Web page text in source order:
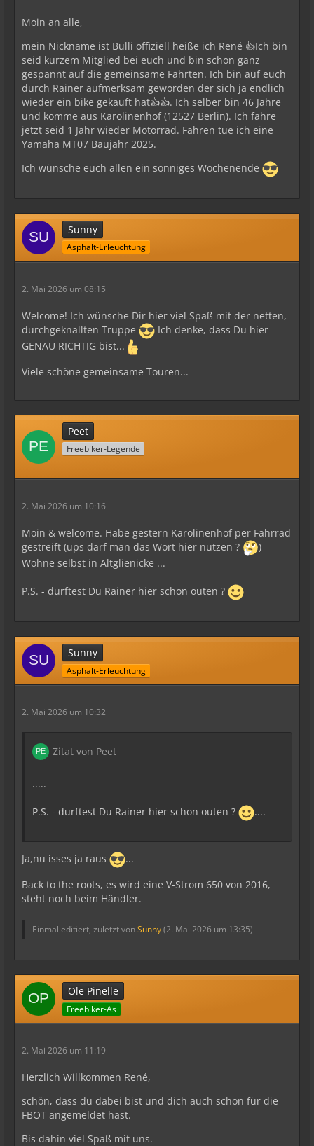
Moin an alle,
mein Nickname ist Bulli offiziell heiße ich René 👍Ich bin
seid kurzem Mitglied bei euch und bin schon ganz
gespannt auf die gemeinsame Fahrten. Ich bin auf euch
durch Rainer aufmerksam geworden der sich ja endlich
wieder ein bike gekauft hat👍👍. Ich selber bin 46 Jahre
und komme aus Karolinenhof (12527 Berlin). Ich fahre
jetzt seid 1 Jahr wieder Motorrad. Fahren tue ich eine
Yamaha MT07 Baujahr 2025.
Ich wünsche euch allen ein sonniges Wochenende
Sunny
Asphalt-Erleuchtung
2. Mai 2026 um 08:15
Welcome! Ich wünsche Dir hier viel Spaß mit der netten,
durchgeknallten Truppe
Ich denke, dass Du hier
GENAU RICHTIG bist...
Viele schöne gemeinsame Touren...
Peet
Freebiker-Legende
2. Mai 2026 um 10:16
Moin & welcome. Habe gestern Karolinenhof per Fahrrad
gestreift (ups darf man das Wort hier nutzen ?
)
Wohne selbst in Altglienicke ...
P.S. - durftest Du Rainer hier schon outen ?
Sunny
Asphalt-Erleuchtung
2. Mai 2026 um 10:32
Zitat von Peet
.....
P.S. - durftest Du Rainer hier schon outen ? ....
Ja,nu isses ja raus
...
Back to the roots, es wird eine V-Strom 650 von 2016,
steht noch beim Händler.
Einmal editiert, zuletzt vonSunny(2. Mai 2026 um 13:35)
Ole Pinelle
Freebiker-As
2. Mai 2026 um 11:19
Herzlich Willkommen René,
schön, dass du dabei bist und dich auch schon für die
FBOT angemeldet hast.
Bis dahin viel Spaß mit uns.